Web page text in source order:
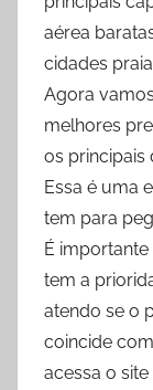
aérea
cidades
Agora
melhores
os principais
Essa é uma
tem para
É
tem a
atendo se o
coincide
acessa o